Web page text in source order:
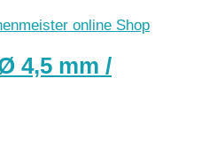
4,5 mm /